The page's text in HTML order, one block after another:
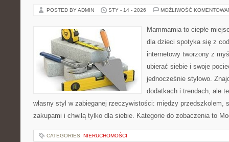
POSTED BY ADMIN STY - 14 - 2026 MOŻLIWOŚĆ
Mammamia to ciepłe
dla dzieci spotyka się z
internetowy tworzony z
ubierać siebie i swoje
jednocześnie stylowo.
dodatkach i trendach, ale
własny styl w zabieganej rzeczywistości: między przedszkolem,
zakupami i chwilą tylko dla siebie. Kategorie do zobaczenia to
CATEGORIES: NIERUCHOMOŚCI